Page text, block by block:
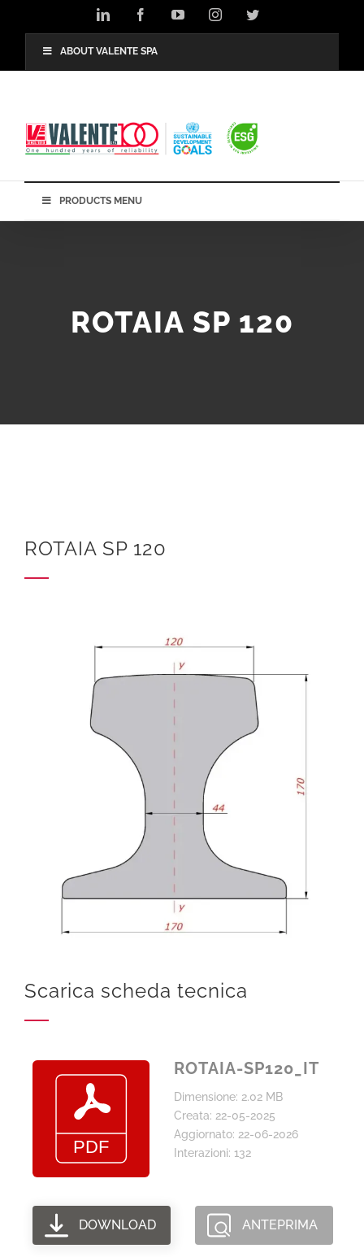
LinkedIn FacebookYouTubeInstagramTwitter
ABOUT VALENTE SPA
PRODUCTS MENU
ROTAIA SP 120
ROTAIA SP 120
Scarica scheda tecnica
ROTAIA-SP120_IT
Dimensione: 2.02 MB
Creata: 22-05-2025
Aggiornato: 22-06-2026
Interazioni: 132
DOWNLOAD ANTEPRIMA